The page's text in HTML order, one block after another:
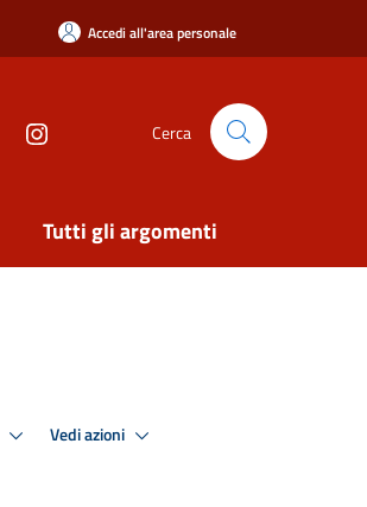
Accedi all'area personale
Cerca
Tutti gli argomenti
Vedi azioni